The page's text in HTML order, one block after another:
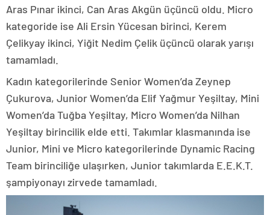
Aras Pınar ikinci, Can Aras Akgün üçüncü oldu. Micro
kategoride ise Ali Ersin Yücesan birinci, Kerem
Çelikyay ikinci, Yiğit Nedim Çelik üçüncü olarak yarışı
tamamladı.
Kadın kategorilerinde Senior Women’da Zeynep
Çukurova, Junior Women’da Elif Yağmur Yeşiltay, Mini
Women’da Tuğba Yeşiltay, Micro Women’da Nilhan
Yeşiltay birincilik elde etti. Takımlar klasmanında ise
Junior, Mini ve Micro kategorilerinde Dynamic Racing
Team birinciliğe ulaşırken, Junior takımlarda E.E.K.T.
şampiyonayı zirvede tamamladı.